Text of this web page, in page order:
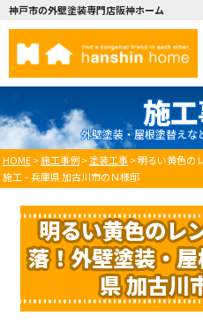
神戸市の外壁塗装専門店阪神ホーム
施
外壁塗装・屋根塗替えな
HOME>施工事例>塗装工事>明るい黄色の
施工 – 兵庫県 加古川市のＮ様邸
明るい黄色のレ
落！外壁塗装・
県 加古川